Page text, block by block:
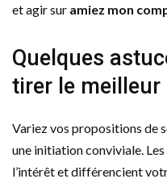
et agir sur amiez mon
Quelques
tirer le meilleur
Variez vos propositions de
une initiation conviviale.
l’intérêt et différencient